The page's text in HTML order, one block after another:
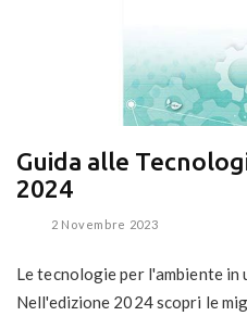
Guida alle
2024
2 Novembre 2023
Le tecnologie per l'ambiente in
Nell'edizione 2024 scopri le